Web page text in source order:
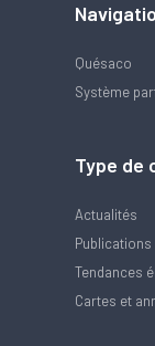
Quésaco
Système
Type de
Actualités
Publications
Tendances
Cartes et